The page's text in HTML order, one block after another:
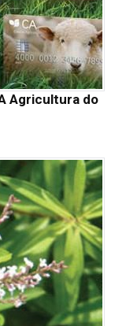
Agricultura do